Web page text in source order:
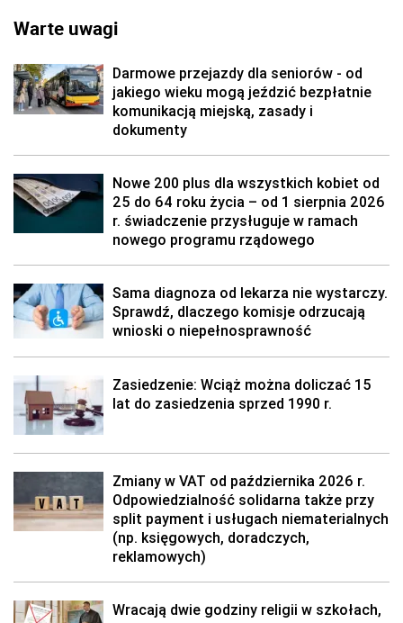
Warte uwagi
Darmowe przejazdy dla seniorów - od
jakiego wieku mogą jeździć bezpłatnie
komunikacją miejską, zasady i
dokumenty
Nowe 200 plus dla wszystkich kobiet od
25 do 64 roku życia – od 1 sierpnia 2026
r. świadczenie przysługuje w ramach
nowego programu rządowego
Sama diagnoza od lekarza nie wystarczy.
Sprawdź, dlaczego komisje odrzucają
wnioski o niepełnosprawność
Zasiedzenie: Wciąż można doliczać 15
lat do zasiedzenia sprzed 1990 r.
Zmiany w VAT od października 2026 r.
Odpowiedzialność solidarna także przy
split payment i usługach niematerialnych
(np. księgowych, doradczych,
reklamowych)
Wracają dwie godziny religii w szkołach,